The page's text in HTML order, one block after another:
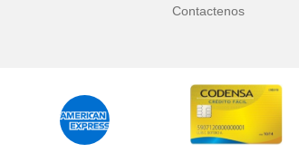
Contactenos